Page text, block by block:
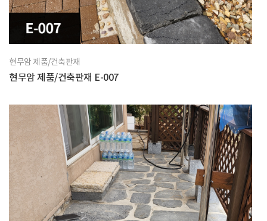
현무암 제품/건축판재
현무암 제품/건축판재 E-007